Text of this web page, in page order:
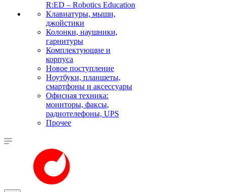
R:ED – Robotics Education
Клавиатуры, мыши,
джойстики
Колонки, наушники,
гарнитуры
Комплектующие и
корпуса
Новое поступление
Ноутбуки, планшеты,
смартфоны и аксессуары
Офисная техника:
мониторы, факсы,
радиотелефоны, UPS
Прочее